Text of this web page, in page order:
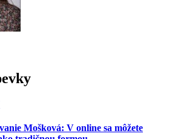
Mošková: V online sa môžete